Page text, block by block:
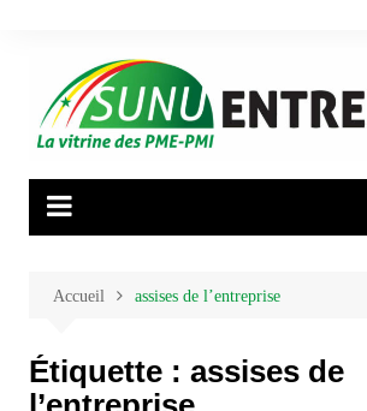
Accueil assises de l’entreprise
Étiquette : assises de